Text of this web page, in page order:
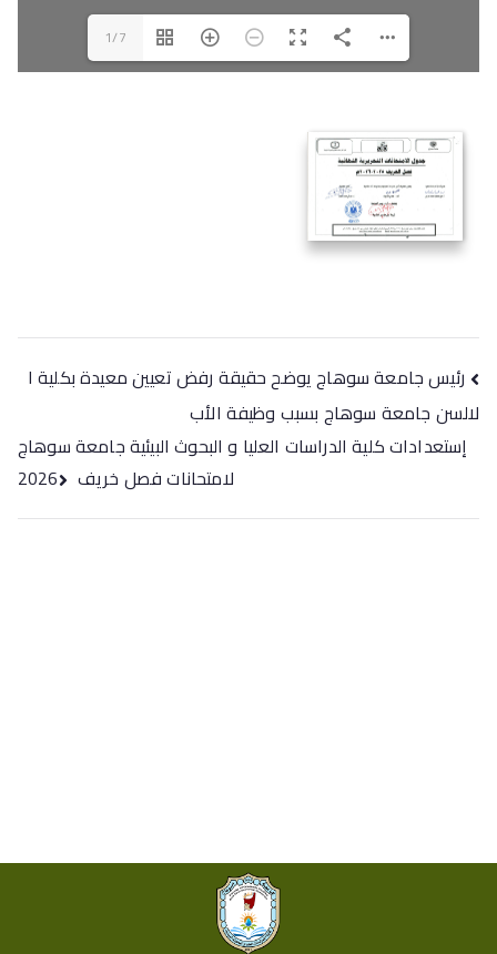
1/7
تصفّح
المقالات
رئيس جامعة سوهاج يوضح حقيقة رفض تعيين معيدة بكلية ا
لالسن جامعة سوهاج بسبب وظيفة الأب
إستعدادات كلية الدراسات العليا و البحوث البيئية جامعة سوهاج
لامتحانات فصل خريف 2026